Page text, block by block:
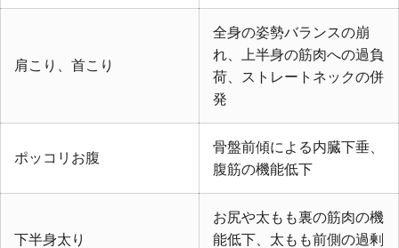
肩こり、首こり
全身の姿勢バランスの崩
れ、上半身の筋肉への過負
荷、ストレートネックの併
発
ポッコリお腹
骨盤前傾による内臓下垂、
腹筋の機能低下
下半身太り
お尻や太もも裏の筋肉の機
能低下、太もも前側の過剰